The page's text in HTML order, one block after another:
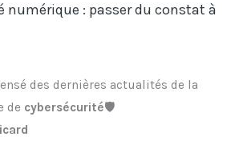
numérique : passer du constat à
des dernières actualités de la
de cybersécurité🛡️